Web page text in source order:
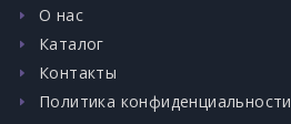
О нас
Каталог
Контакты
Политика конфиденциальности